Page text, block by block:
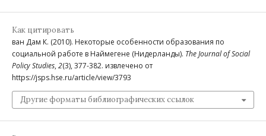
Как цитировать
ван Дам К. (2010). Некоторые особенности образования по
социальной работе в Наймегене (Нидерланды). The Journal of Social
Policy Studies, 2(3), 377-382. извлечено от
https://jsps.hse.ru/article/view/3793
Другие форматы библиографических ссылок